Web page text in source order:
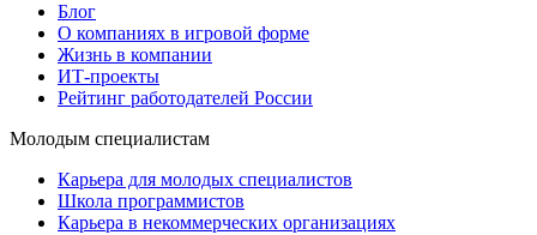
Блог
О компаниях в игровой форме
Жизнь в компании
ИТ-проекты
Рейтинг работодателей России
Молодым специалистам
Карьера для молодых специалистов
Школа программистов
Карьера в некоммерческих организациях